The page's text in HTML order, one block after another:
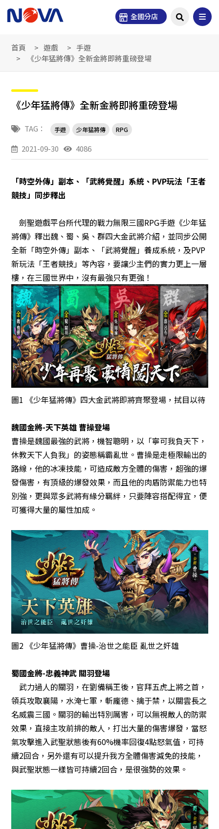
全國分店
首頁 遊戲
手遊
《少年猛將傳》全新金將即將重磅登場
《少年猛將傳》全新金將即將重磅登場
TAG： 手遊 少年猛將傳 RPG
2021-09-30 4086
「時空外傳」副本、「武將覺醒」系統、PVP玩法「王者
競技」同步釋出
劍聖遊戲平台所代理的戰力無限三國RPG手遊《少年猛
將傳》釋出魏、蜀、吳、群四大金武將介紹，並同步公開
全新「時空外傳」副本、「武將覺醒」養成系統，及PVP
新玩法「王者競技」等內容，要讓少主們的實力更上一層
樓，在三國世界中，沒有最強只有更強！
圖1 《少年猛將傳》四大金武將即將齊聚登場，拭目以待
魏國金將-天下英雄 曹操登場
曹操是魏國最強的武將，機智聰明，以「寧可我負天下，
休教天下人負我」的姿態稱霸亂世。曹操是走極限輸出的
路線，他的冰凍技能，可造成敵方全體的傷害，超強的爆
發傷害，有頂級的爆發效果，而且他的肉盾防禦能力也特
別強，更與眾多武將有緣分羈絆，只要陣容搭配得宜，便
可獲得大量的屬性加成。
圖2 《少年猛將傳》曹操-治世之能臣 亂世之奸雄
蜀國金將-忠義神武 關羽登場
武力過人的關羽，在劉備稱王後，官拜五虎上將之首，
領兵攻取襄陽，水淹七軍，斬龐德、擒于禁，以關雲長之
名威震三國。關羽的輸出特別厲害，可以無視敵人的防禦
效果，直接主攻前排的敵人，打出大量的傷害爆發，當怒
氣攻擊進入武聖狀態後有60%機率回復4點怒氣值，可持
續2回合，另外還有可以提升我方全體傷害減免的技能，
與武聖狀態一樣皆可持續2回合，是很強勢的效果。